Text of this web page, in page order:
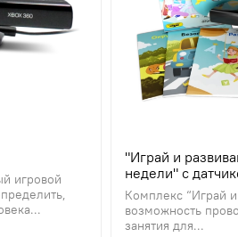
игровой
"Играй и
недели" с
Комплекс “Играй и
возможность
занятия для...